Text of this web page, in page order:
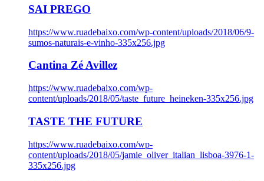
SAI PREGO
https://www.ruadebaixo.com/wp-content/uploads/2018/06/9-
sumos-naturais-e-vinho-335x256.jpg
Cantina Zé Avillez
https://www.ruadebaixo.com/wp-
content/uploads/2018/05/taste_future_heineken-335x256.jpg
TASTE THE FUTURE
https://www.ruadebaixo.com/wp-
content/uploads/2018/05/jamie_oliver_italian_lisboa-3976-1-
335x256.jpg